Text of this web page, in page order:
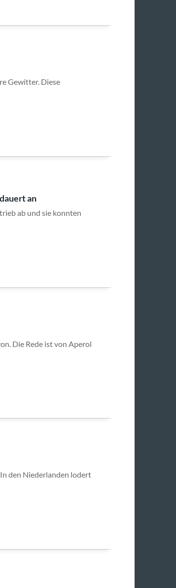
Gewitter. Diese
an
ab und sie konnten
Die Rede ist von Aperol
den Niederlanden lodert